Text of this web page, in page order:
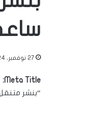
27 نوفمبر، 2024
Meta Title:
“بنشر متنقل هدية |